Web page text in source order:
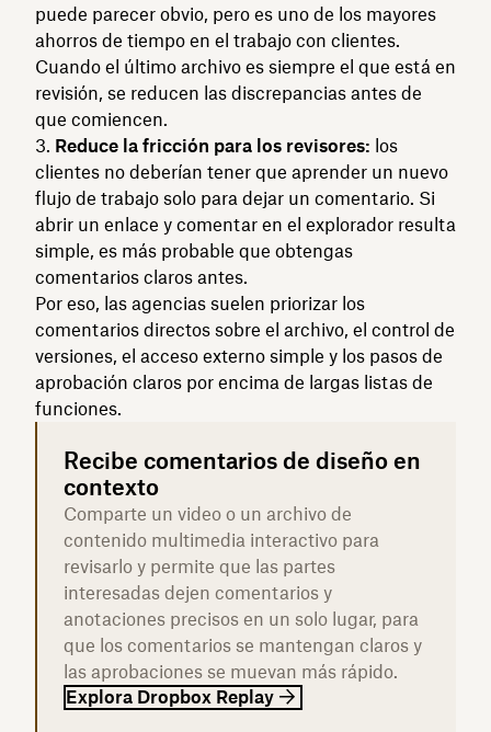
puede parecer obvio, pero es uno de los mayores
ahorros de tiempo en el trabajo con clientes.
Cuando el último archivo es siempre el que está en
revisión, se reducen las discrepancias antes de
que comiencen.
Reduce la fricción para los revisores: los
clientes no deberían tener que aprender un nuevo
flujo de trabajo solo para dejar un comentario. Si
abrir un enlace y comentar en el explorador resulta
simple, es más probable que obtengas
comentarios claros antes.
Por eso, las agencias suelen priorizar los
comentarios directos sobre el archivo, el control de
versiones, el acceso externo simple y los pasos de
aprobación claros por encima de largas listas de
funciones.
Recibe comentarios de diseño en
contexto
Comparte un video o un archivo de
contenido multimedia interactivo para
revisarlo y permite que las partes
interesadas dejen comentarios y
anotaciones precisos en un solo lugar, para
que los comentarios se mantengan claros y
las aprobaciones se muevan más rápido.
Explora Dropbox Replay